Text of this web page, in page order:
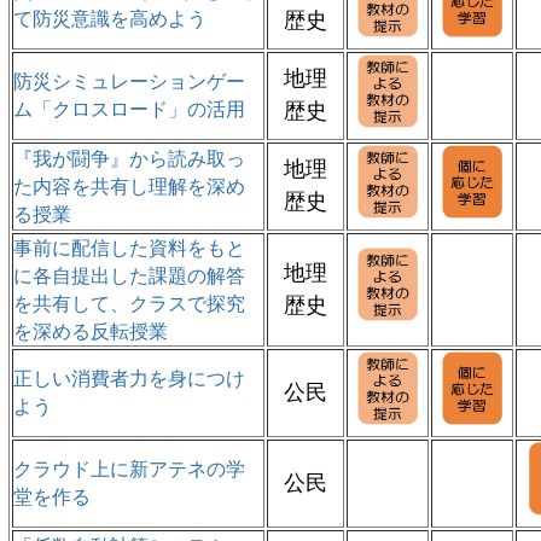
て防災意識を高めよう
歴史
防災シミュレーションゲー
ム「クロスロード」の活用
地理
歴史
『我が闘争』から読み取っ
た内容を共有し理解を深め
る授業
地理
歴史
事前に配信した資料をもと
に各自提出した課題の解答
を共有して、クラスで探究
を深める反転授業
地理
歴史
正しい消費者力を身につけ
よう
公民
クラウド上に新アテネの学
堂を作る
公民